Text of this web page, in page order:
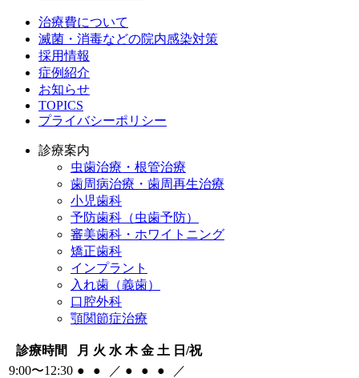
治療費について
滅菌・消毒などの院内感染対策
採用情報
症例紹介
お知らせ
TOPICS
プライバシーポリシー
診療案内
虫歯治療・根管治療
歯周病治療・歯周再生治療
小児歯科
予防歯科（虫歯予防）
審美歯科・ホワイトニング
矯正歯科
インプラント
入れ歯（義歯）
口腔外科
顎関節症治療
診療時間 月 火 水 木 金 土 日/祝
9:00〜12:30 ● ● ／ ● ● ●
／